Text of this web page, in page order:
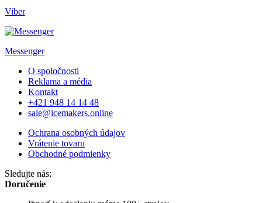
Viber
Messenger
O spoločnosti
Reklama a média
Kontakt
+421 948 14 14 48
sale@icemakers.online
Ochrana osobných údajov
Vrátenie tovaru
Obchodné podmienky
Sledujte nás:
Doručenie